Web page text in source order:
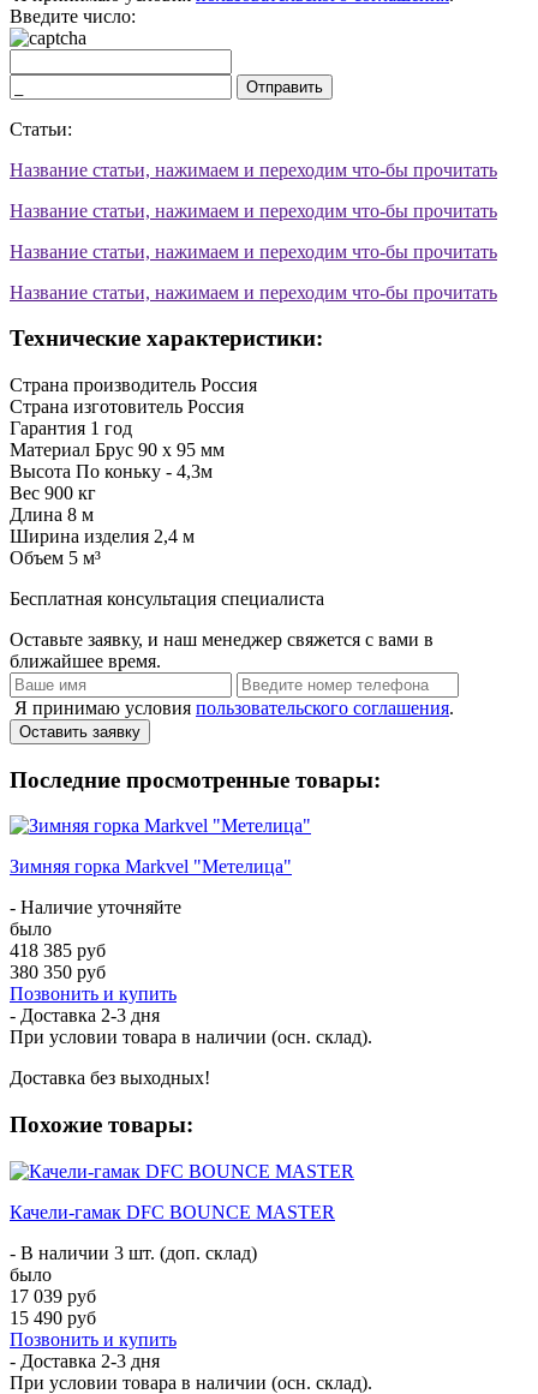
Введите число:
Отправить
Статьи:
Название статьи, нажимаем и переходим что-бы прочитать
Название статьи, нажимаем и переходим что-бы прочитать
Название статьи, нажимаем и переходим что-бы прочитать
Название статьи, нажимаем и переходим что-бы прочитать
Технические характеристики:
Страна производитель Россия
Страна изготовитель Россия
Гарантия 1 год
Материал Брус 90 х 95 мм
Высота По коньку - 4,3м
Вес 900 кг
Длина 8 м
Ширина изделия 2,4 м
Объем 5 м³
Бесплатная консультация специалиста
Оставьте заявку, и наш менеджер свяжется с вами в
ближайшее время.
Я принимаю условия пользовательского соглашения.
Оставить заявку
Последние просмотренные товары:
Зимняя горка Markvel "Метелица"
- Наличие уточняйте
было
418 385 руб
380 350 руб
Позвонить и купить
- Доставка 2-3 дня
При условии товара в наличии (осн. склад).
Доставка без выходных!
Похожие товары:
Качели-гамак DFC BOUNCE MASTER
- В наличии 3 шт. (доп. склад)
было
17 039 руб
15 490 руб
Позвонить и купить
- Доставка 2-3 дня
При условии товара в наличии (осн. склад).